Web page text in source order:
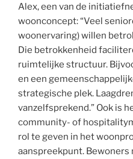
Alex, een van de
woonconcept: “Veel
woonervaring) willen
Die betrokkenheid
ruimtelijke structuur.
en een
strategische plek.
vanzelfsprekend.” Ook is
community- of
rol te geven in het
aanspreekpunt. Bewoners